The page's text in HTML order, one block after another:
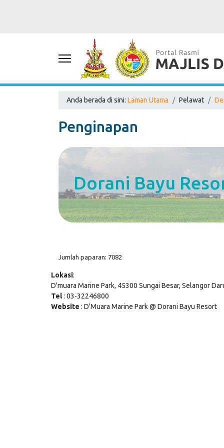
Anda berada di sini: Laman Utama Pelawat
Penginapan
Dorani Bayu
Jumlah paparan: 7082
Lokasi:
D'muara Marine Park, 45300 Sungai Besar, Selangor
Tel: 03-32246800
Website : D'Muara Marine Park @ Dorani Bayu Resort